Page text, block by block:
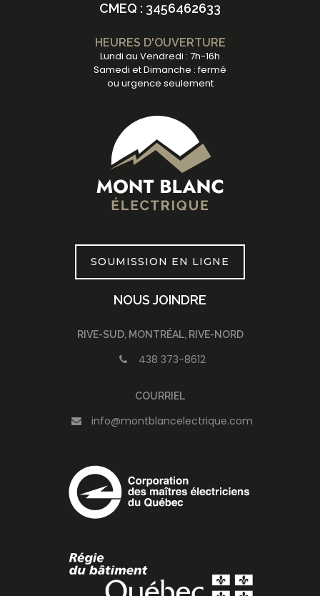
CMEQ : 3456462633
HEURES D'OUVERTURE
Lundi au Vendredi : 7h-16h
Samedi et Dimanche : fermé
ou urgence seulement
SOUMISSION EN LIGNE
NOUS JOINDRE
RIVE-SUD, MONTRÉAL, RIVE-NORD
438 373-8612
COURRIEL
info@montblancelectrique.com